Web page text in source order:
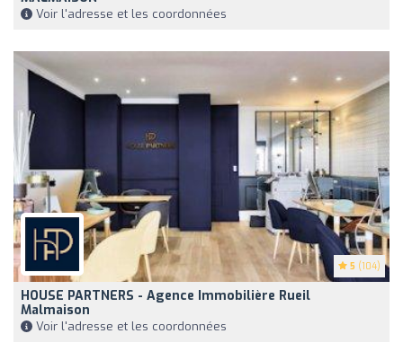
Voir l'adresse et les coordonnées
5 (104)
HOUSE PARTNERS - Agence Immobilière Rueil
Malmaison
Voir l'adresse et les coordonnées